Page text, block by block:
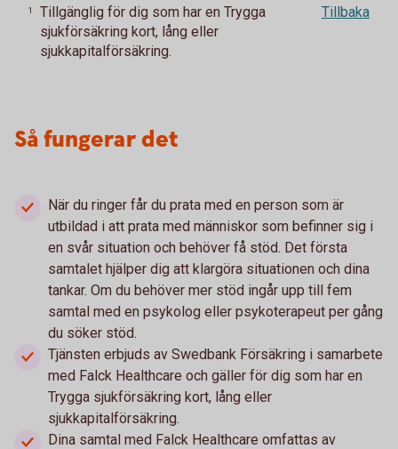
1
Tillgänglig för dig som har en Trygga
sjukförsäkring kort, lång eller
sjukkapitalförsäkring.
Tillbaka
Så fungerar det
När du ringer får du prata med en person som är
utbildad i att prata med människor som befinner sig i
en svår situation och behöver få stöd. Det första
samtalet hjälper dig att klargöra situationen och dina
tankar. Om du behöver mer stöd ingår upp till fem
samtal med en psykolog eller psykoterapeut per gång
du söker stöd.
Tjänsten erbjuds av Swedbank Försäkring i samarbete
med Falck Healthcare och gäller för dig som har en
Trygga sjukförsäkring kort, lång eller
sjukkapitalförsäkring.
Dina samtal med Falck Healthcare omfattas av